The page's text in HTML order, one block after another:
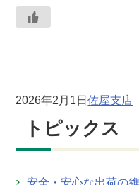
2026年2月1日佐屋支店
トピックス
安全・安心な出荷の